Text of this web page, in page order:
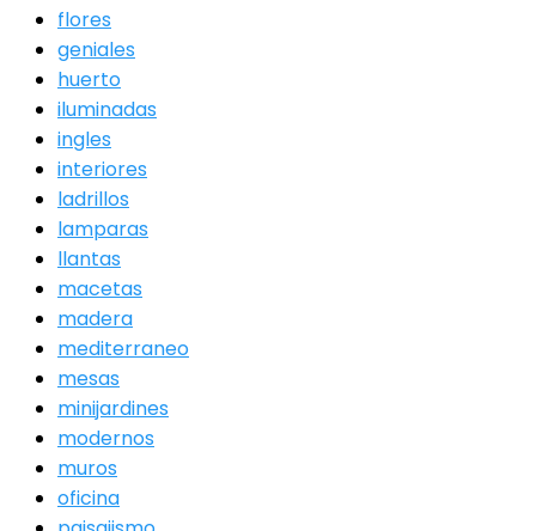
flores
geniales
huerto
iluminadas
ingles
interiores
ladrillos
lamparas
llantas
macetas
madera
mediterraneo
mesas
minijardines
modernos
muros
oficina